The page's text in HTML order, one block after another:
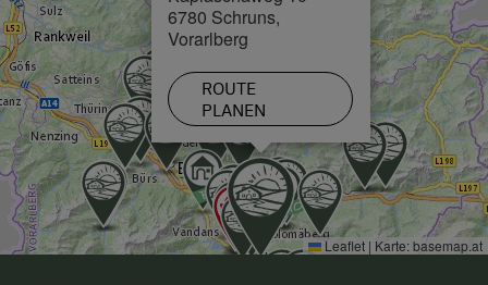
6780 Schruns,
Vorarlberg
ROUTE
PLANEN
Leaflet | Karte:basemap.at